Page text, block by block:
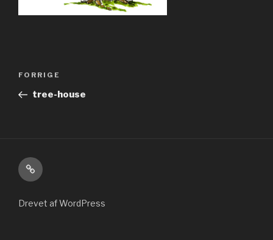
Forrige
indlæg
FORRIGE
tree-house
Kontakt
Drevet af WordPress